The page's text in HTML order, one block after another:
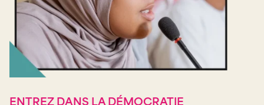
ENTREZ DANS LA DÉMOCRATIE